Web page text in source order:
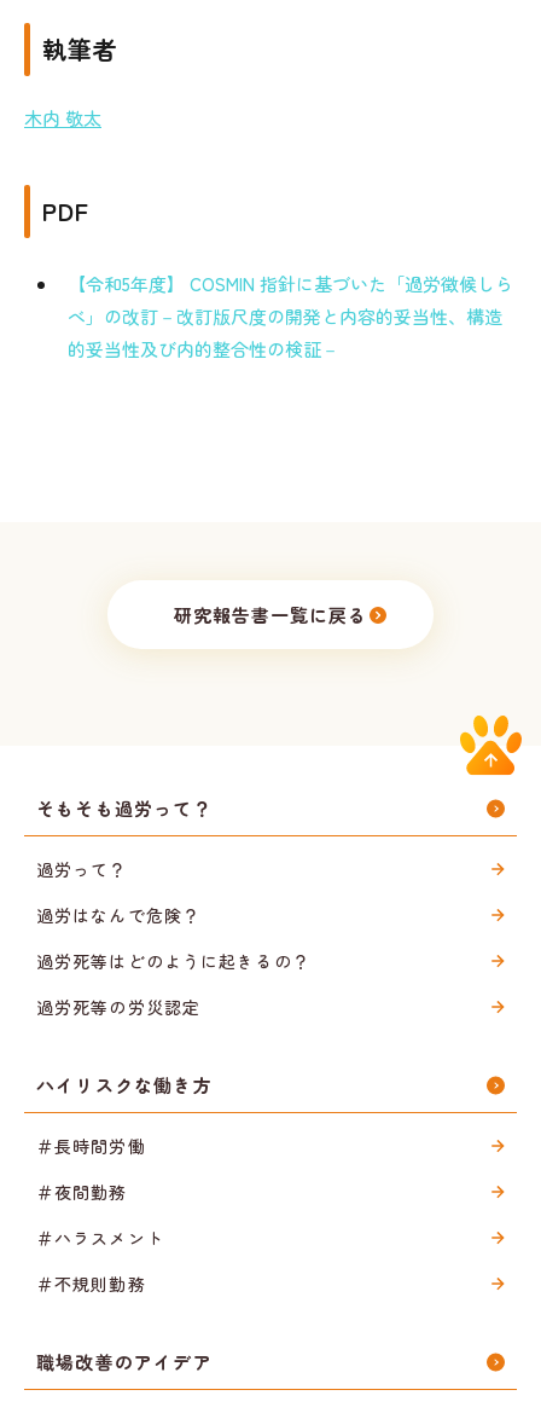
執筆者
木内 敬太
PDF
【令和5年度】 COSMIN 指針に基づいた「過労徴候しら
べ」の改訂－改訂版尺度の開発と内容的妥当性、構造
的妥当性及び内的整合性の検証－
研究報告書一覧に戻る
そもそも過労って？
過労って？
過労はなんで危険？
過労死等はどのように起きるの？
過労死等の労災認定
ハイリスクな働き方
＃長時間労働
＃夜間勤務
＃ハラスメント
＃不規則勤務
職場改善のアイデア